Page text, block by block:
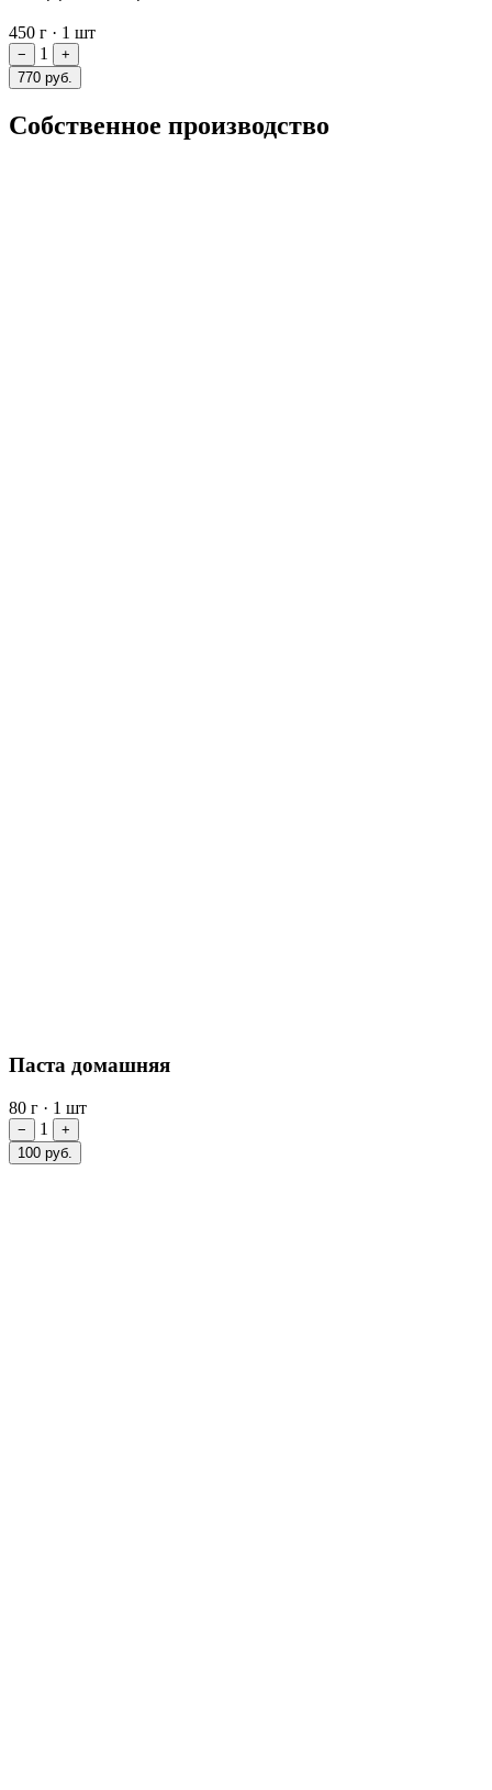
450 г · 1 шт
− 1
+
770 руб.
Собственное производство
Паста домашняя
80 г · 1 шт
− 1
+
100 руб.